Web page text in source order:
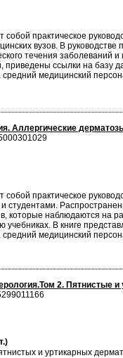
собой практическое
вузов. В
течения заболеваний
ссылки на базу
медицинский
Аллергические
собой практическое
студентами.
которые наблюдаются на
В книге
медицинский
2. Пятнистые
и уртикарных